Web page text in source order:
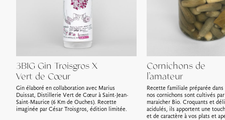
3BIG Gin Troisgros X
Vert de Cœur
Gin élaboré en collaboration avec Marius
Duissat, Distillerie Vert de Cœur à Saint-Jean-
Saint-Maurice (6 Km de Ouches). Recette
imaginée par César Troisgros, édition limitée.
Cornichons de
l’amateur
Recette familiale préparée
nos cornichons sont cultivés
maraicher Bio. Croquants et
acidulés, ils apportent une
et de caractère à vos plats et